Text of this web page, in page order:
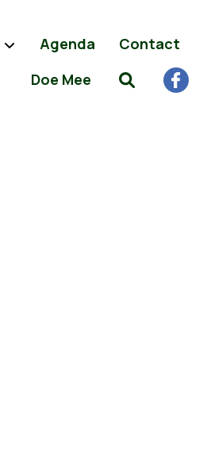
Agenda
Contact
Doe Mee